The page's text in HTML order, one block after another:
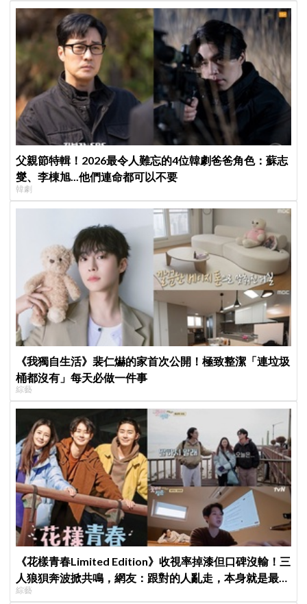
父親節特輯！2026最令人難忘的4位韓劇爸爸角色：蘇志
燮、李棟旭...他們連命都可以不要
韓劇
《我獨自生活》裴仁爀的家首次公開！極致整潔「連垃圾
桶都沒有」每天必做一件事
綜藝
《花樣青春Limited Edition》收視率掉漆但口碑沒輸！三
人狼狽奔波掀共鳴，網友：跟對的人亂走，本身就是最好
看的風景
綜藝